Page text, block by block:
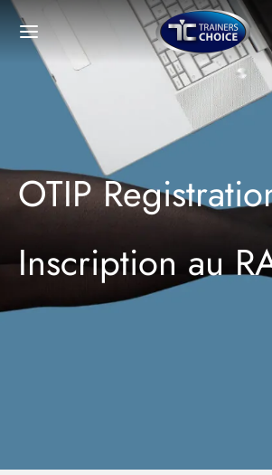
OTIP
Inscription au